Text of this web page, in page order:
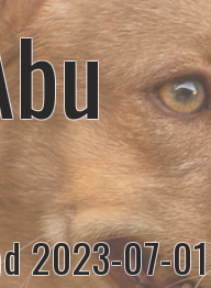
2023-07-01